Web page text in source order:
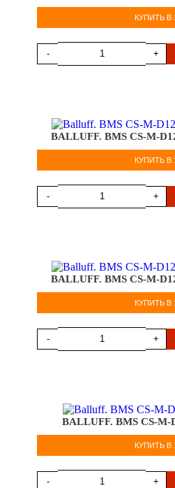
КУПИТЬ В
- +
BALLUFF. BMS CS-M-
КУПИТЬ В
- +
BALLUFF. BMS CS-M-
КУПИТЬ В
- +
BALLUFF. BMS CS-
КУПИТЬ В
- +